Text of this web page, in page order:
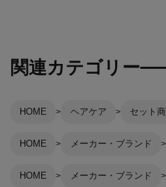
関連カテゴリー
HOME ヘアケア セット
HOME メーカー・ブランド
HOME メーカー・ブランド